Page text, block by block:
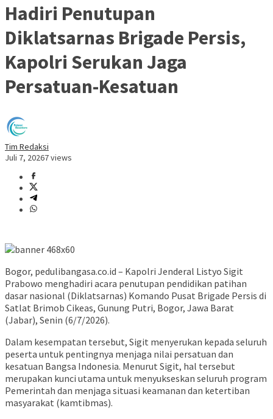
Hadiri Penutupan
Diklatsarnas Brigade Persis,
Kapolri Serukan Jaga
Persatuan-Kesatuan
Tim Redaksi
Juli 7, 20267 views
Bogor, pedulibangasa.co.id – Kapolri Jenderal Listyo Sigit
Prabowo menghadiri acara penutupan pendidikan patihan
dasar nasional (Diklatsarnas) Komando Pusat Brigade Persis di
Satlat Brimob Cikeas, Gunung Putri, Bogor, Jawa Barat
(Jabar), Senin (6/7/2026).
Dalam kesempatan tersebut, Sigit menyerukan kepada seluruh
peserta untuk pentingnya menjaga nilai persatuan dan
kesatuan Bangsa Indonesia. Menurut Sigit, hal tersebut
merupakan kunci utama untuk menyukseskan seluruh program
Pemerintah dan menjaga situasi keamanan dan ketertiban
masyarakat (kamtibmas).